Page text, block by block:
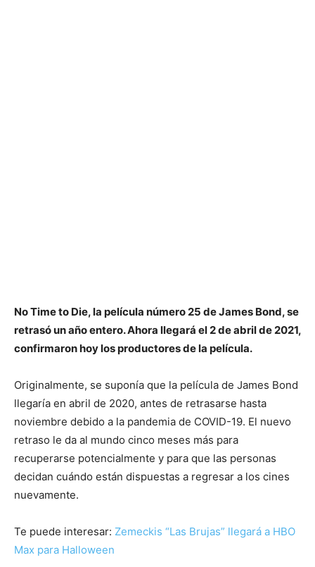
No Time to Die, la película número 25 de James Bond, se
retrasó un año entero. Ahora llegará el 2 de abril de 2021,
confirmaron hoy los productores de la película.
Originalmente, se suponía que la película de James Bond
llegaría en abril de 2020, antes de retrasarse hasta
noviembre debido a la pandemia de COVID-19. El nuevo
retraso le da al mundo cinco meses más para
recuperarse potencialmente y para que las personas
decidan cuándo están dispuestas a regresar a los cines
nuevamente.
Te puede interesar: Zemeckis “Las Brujas” llegará a HBO
Max para Halloween